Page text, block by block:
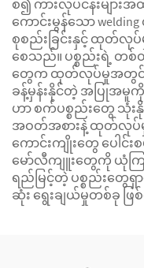
စ၍ ကားလုပ်ငန်းမျာ
ကောင်းမွန်သော
စုစည်းခြင်းနှင့် ထုတ်လု
စေသည်။ ပစ္စည်းရဲ့ တ
တွေက ထုတ်လုပ်မှုအတွင်း
ခန့်မှန်းနိုင်တဲ့ အပြုအမူ
ဟာ စက်ပစ္စည်းတွေ သုံးနို
အဝတ်အစားနဲ့ ထုတ်လုပ်မှု
ကောင်းကျိုးတွေ ပေါ
မော်လီကျူးတွေကို ယုံကြ
ရည်မြင့်တဲ့ ပစ္စည်း
ဆုံး ရွေးချယ်မှုတစ်ခု ဖ